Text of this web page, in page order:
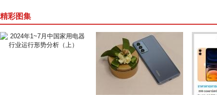
精彩图集